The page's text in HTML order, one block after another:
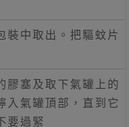
裝中取出。把驅蚊片
膠塞及取下氣罐上的
入氣罐頂部，直到它
要過緊